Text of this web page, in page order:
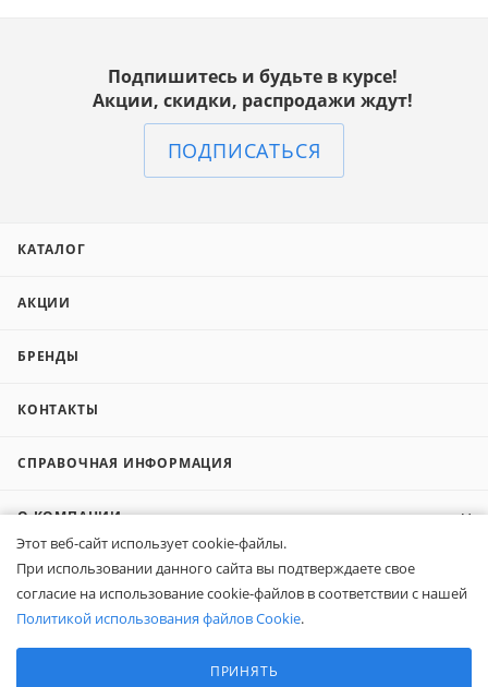
Подпишитесь и будьте в курсе!
Акции, скидки, распродажи ждут!
ПОДПИСАТЬСЯ
КАТАЛОГ
АКЦИИ
БРЕНДЫ
КОНТАКТЫ
СПРАВОЧНАЯ ИНФОРМАЦИЯ
О КОМПАНИИ
КОМПАНИЯМ
ПОКУПАТЕЛЯМ
Этот веб-сайт использует cookie-файлы.
При использовании данного сайта вы подтверждаете свое
согласие на использование cookie-файлов в соответствии с нашей
Политикой использования файлов Cookie.
ПРИНЯТЬ